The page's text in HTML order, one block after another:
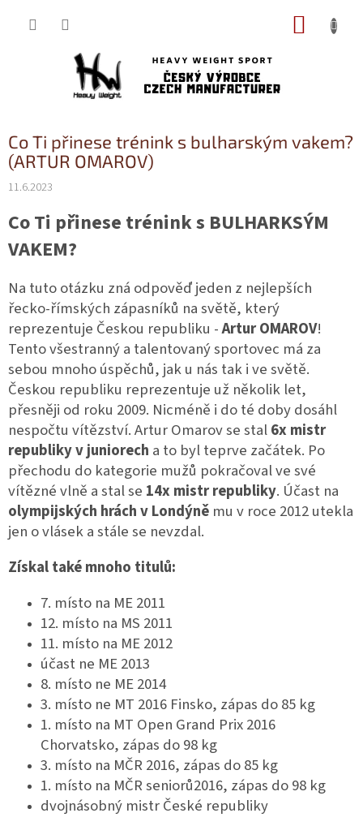
Co Ti přinese trénink s bulharským vakem?
(ARTUR OMAROV)
11.6.2023
Co Ti přinese trénink s BULHARKSÝM
VAKEM?
Na tuto otázku zná odpověď jeden z nejlepších
řecko-římských zápasníků na světě, který
reprezentuje Českou republiku -Artur OMAROV!
Tento všestranný a talentovaný sportovec má za
sebou mnoho úspěchů, jak u nás tak i ve světě.
Českou republiku reprezentuje už několik let,
přesněji od roku 2009. Nicméně i do té doby dosáhl
nespočtu vítězství. Artur Omarov se stal6x mistr
republiky v juniorech a to byl teprve začátek. Po
přechodu do kategorie mužů pokračoval ve své
vítězné vlně a stal se 14x mistr republiky. Účast na
olympijských hrách v Londýně mu v roce 2012 utekla
jen o vlásek a stále se nevzdal.
Získal také mnoho titulů:
7. místo na ME 2011
12. místo na MS 2011
11. místo na ME 2012
účast ne ME 2013
8. místo ne ME 2014
3. místo ne MT 2016 Finsko, zápas do 85 kg
1. místo na MT Open Grand Prix 2016
Chorvatsko, zápas do 98 kg
3. místo na MČR 2016, zápas do 85 kg
1. místo na MČR seniorů2016, zápas do 98 kg
dvojnásobný mistr České republiky